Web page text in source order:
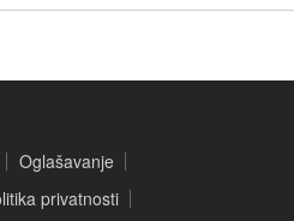
Oglašavanje
privatnosti